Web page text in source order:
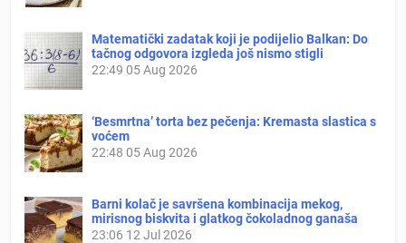
Matematički zadatak koji je podijelio Balkan: Do
tačnog odgovora izgleda još nismo stigli
22:49 05 Aug 2026
‘Besmrtna’ torta bez pečenja: Kremasta slastica s
voćem
22:48 05 Aug 2026
Barni kolač je savršena kombinacija mekog,
mirisnog biskvita i glatkog čokoladnog ganaša
23:06 12 Jul 2026